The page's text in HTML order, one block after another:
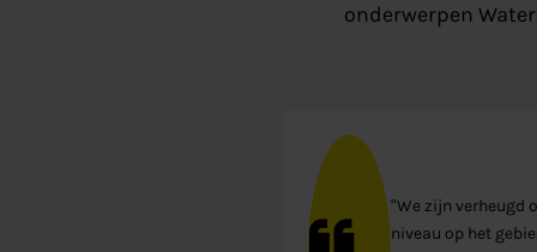
onderwerpen
“We zijn verheugd
niveau op het